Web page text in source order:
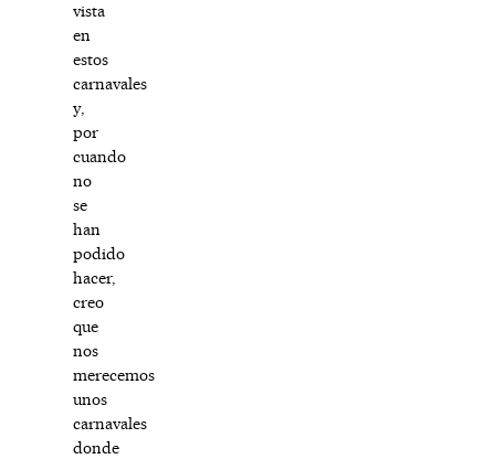
vista
en
estos
carnavales
y,
por
cuando
no
se
han
podido
hacer,
creo
que
nos
merecemos
unos
carnavales
donde